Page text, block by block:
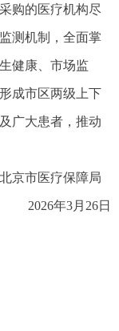
购的医疗机构尽
测机制，全面掌
健康、市场监
成市区两级上下
广大患者，推动
北京市医疗保障局
2026年3月26日